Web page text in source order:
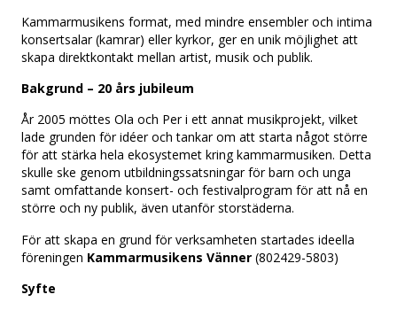
Kammarmusikens format, med mindre ensembler och intima
konsertsalar (kamrar) eller kyrkor, ger en unik möjlighet att
skapa direktkontakt mellan artist, musik och publik.
Bakgrund – 20 års jubileum
År 2005 möttes Ola och Per i ett annat musikprojekt, vilket
lade grunden för idéer och tankar om att starta något större
för att stärka hela ekosystemet kring kammarmusiken. Detta
skulle ske genom utbildningssatsningar för barn och unga
samt omfattande konsert- och festivalprogram för att nå en
större och ny publik, även utanför storstäderna.
För att skapa en grund för verksamheten startades ideella
föreningen Kammarmusikens Vänner (802429-5803)
Syfte